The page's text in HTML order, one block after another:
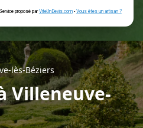
à la liste des métiers
- Service proposé parViteUnDevis.com - Vous
lès-Béziers
Villeneuve-